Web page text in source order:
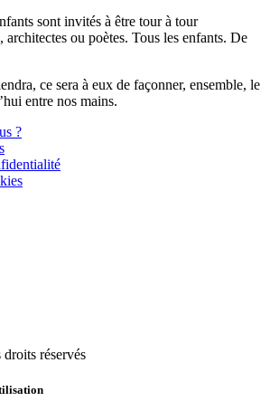
sont invités à être tour à tour
ou poètes. Tous les enfants. De
ce sera à eux de façonner, ensemble, le
entre nos mains.
?
réservés